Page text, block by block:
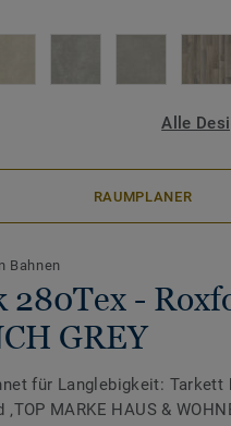
Alle
RAUMPLANER
Bahnen
280Tex -
GREY
für Langlebigkeit: Tarkett
MARKE HAUS &